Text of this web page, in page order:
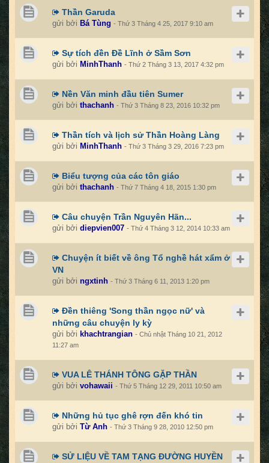
Thần Garuda
gửi bởi Bá Tùng - Thứ 3 Tháng 4 25, 2017 9:10 am
Sự tích đền Đề Lĩnh ở Sầm Sơn
gửi bởi MinhThanh - Thứ 2 Tháng 3 13, 2017 4:32 pm
Nền Văn minh đầu tiên Sumer
gửi bởi thachanh - Thứ 3 Tháng 8 23, 2016 10:32 pm
Thần tích và lịch sử Thần Hoàng Làng
gửi bởi MinhThanh - Thứ 3 Tháng 3 29, 2016 7:23 pm
Biểu tượng của các tôn giáo
gửi bởi thachanh - Thứ 7 Tháng 4 18, 2015 1:30 pm
Câu chuyện Trần Nguyên Hãn...
gửi bởi diepvien007 - Thứ 4 Tháng 3 12, 2014 10:33 am
Chuyện ít biết về ông Tổ nghề hát xẩm ở
VN
gửi bởi ngxtinh - Thứ 3 Tháng 6 11, 2013 1:20 pm
Đền thiêng 'Song thần ngọc nữ' và
những câu chuyện ly kỳ
gửi bởi khachtrangian - Chủ nhật Tháng 10 21, 2012
11:27 am
VUA LÊ THÁNH TÔNG GẶP THẦN
gửi bởi vohawaii - Thứ 5 Tháng 12 29, 2011 10:50 am
Những hủ tục ghê rợn đến khó tin
gửi bởi Từ Anh - Thứ 3 Tháng 9 28, 2010 12:50 pm
SỬ LIỆU VỀ TAM TẠNG ĐƯỜNG HUYỀN